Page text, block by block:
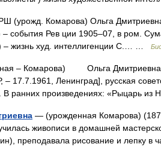
(урожд. Комарова) Ольга
– события Рев ции 1905–07, в ром.
– жизнь худ. интеллигенции С.… …
– Комарова) Ольга Дмитриевна
– 17.7.1961, Ленинград], русская
В ранних произведениях: «Рыцарь
— (урожденная Комарова)
живописи в домашней
преподавала рисование и лепку в